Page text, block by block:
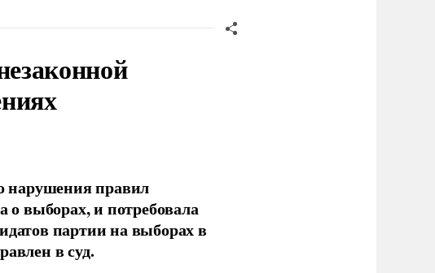
нарушения правил
о выборах, и потребовала
партии на выборах в
в суд.